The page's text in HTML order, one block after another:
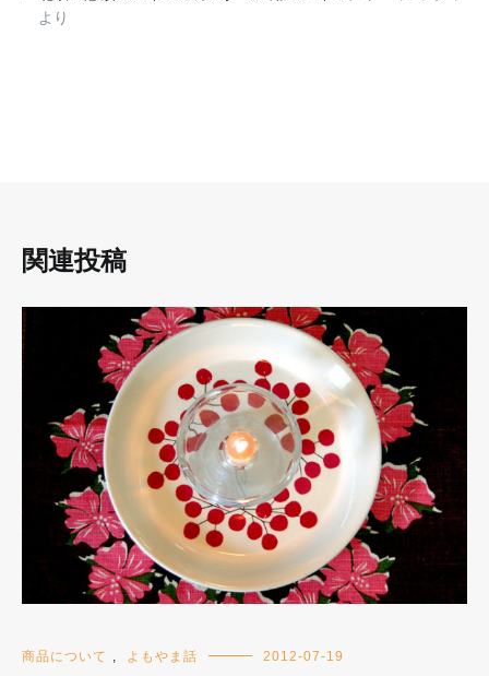
より
関連投稿
商品について よもやま話 2012-07-19